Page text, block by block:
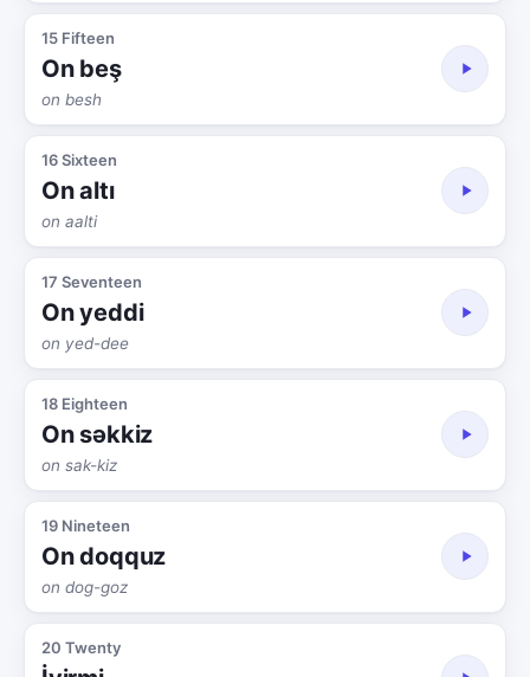
15 Fifteen
On beş
on besh
16 Sixteen
On altı
on aalti
17 Seventeen
On yeddi
on yed-dee
18 Eighteen
On səkkiz
on sak-kiz
19 Nineteen
On doqquz
on dog-goz
20 Twenty